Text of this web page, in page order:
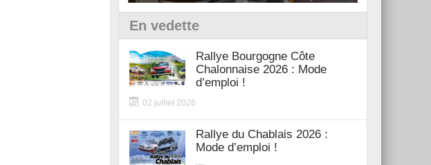
En vedette
Rallye Bourgogne Côte
Chalonnaise 2026 : Mode
d’emploi !
02 juillet 2026
Rallye du Chablais 2026 :
Mode d’emploi !